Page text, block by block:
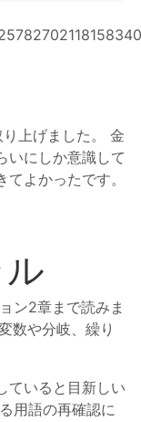
上げました。 金
いにしか意識して
よかったです。
ン2章まで読みま
数や分岐、繰り
ていると目新しい
用語の再確認に